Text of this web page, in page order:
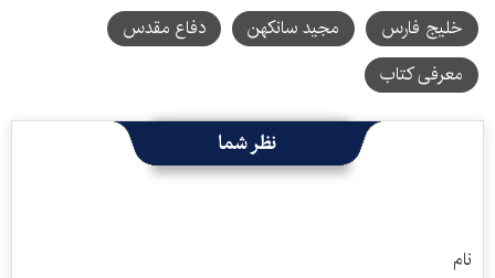
خلیج فارس مجید سانکهن
دفاع مقدس
معرفی کتاب
نظر شما
نام